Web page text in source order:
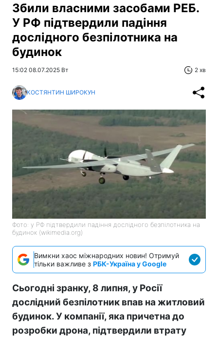
Збили власними засобами РЕБ.
У РФ підтвердили падіння
дослідного безпілотника на
будинок
15:02 08.07.2025 Вт 2 хв
КОСТЯНТИН ШИРОКУН
Фото: у РФ підтвердили падіння дослідного безпілотника на
будинок (wikimedia.org)
Вимкни хаос міжнародних новин! Отримуй
тільки важливе з РБК-Україна у Google
Сьогодні зранку, 8 липня, у Росії
дослідний безпілотник впав на житловий
будинок. У компанії, яка причетна до
розробки дрона, підтвердили втрату